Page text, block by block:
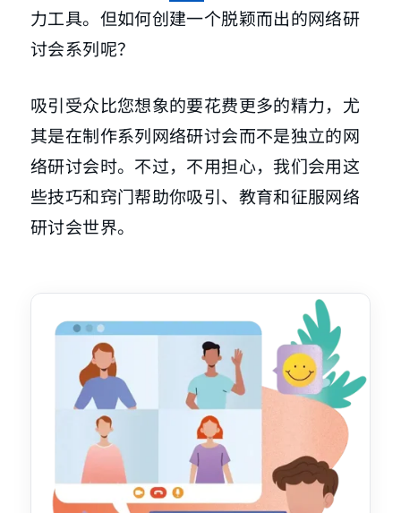
力工具。但如何创建一个脱颖而出的网络研
讨会系列呢？
吸引受众比您想象的要花费更多的精力，尤
其是在制作系列网络研讨会而不是独立的网
络研讨会时。不过，不用担心，我们会用这
些技巧和窍门帮助你吸引、教育和征服网络
研讨会世界。